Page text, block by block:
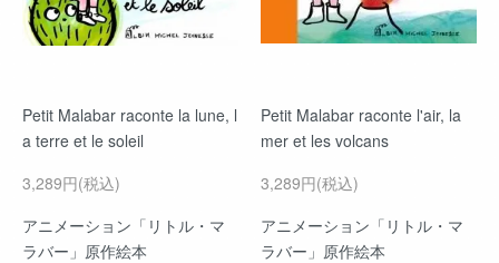
Petit Malabar raconte la lune, l
a terre et le soleil
3,289円(税込)
アニメーション「リトル・マ
ラバー」原作絵本
Petit Malabar raconte l'air, la
mer et les volcans
3,289円(税込)
アニメーション「リトル・マ
ラバー」原作絵本